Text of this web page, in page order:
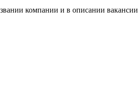
компании и в описании вакансии